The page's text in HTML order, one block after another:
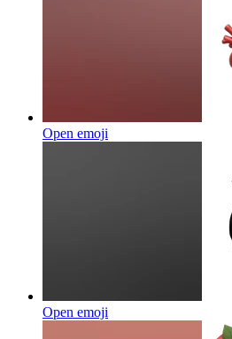
Open emoji
Open emoji